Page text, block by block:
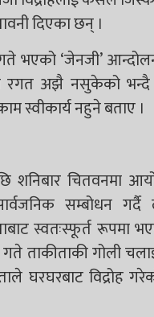
दिएका छन् ।
भएको ‘जेनजी’
रगत अझै नसुकेको भन्दै
स्वीकार्य नहुने बताए ।
शनिबार चितवनमा
सम्बोधन गर्दै
स्वतःस्फूर्त रूपमा
ताकीताकी गोली
घरघरबाट विद्रोह